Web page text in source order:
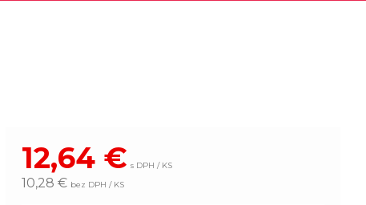
12,64 € s DPH / KS
10,28 € bez DPH / KS